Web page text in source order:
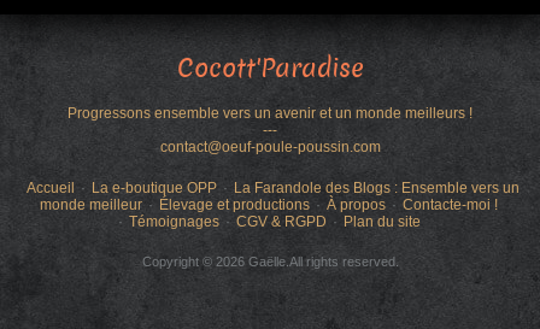
Cocott'Paradise
Progressons ensemble vers un avenir et un monde meilleurs !
---
contact@oeuf-poule-poussin.com
Accueil La e-boutique OPP
La Farandole des Blogs : Ensemble vers un
monde meilleur
Élevage et productions À propos
Contacte-moi !
Témoignages
CGV & RGPD Plan du site
Copyright © 2026 Gaëlle.All rights reserved.